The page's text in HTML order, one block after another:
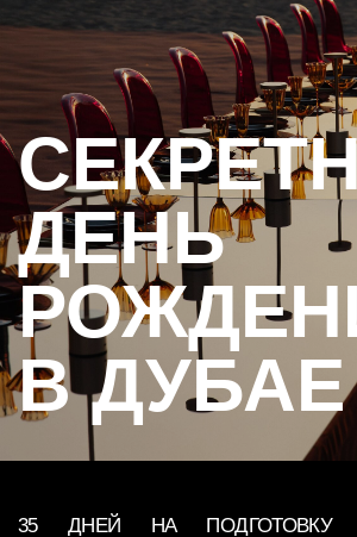
35 ДНЕЙ НА ПОДГОТОВКУ
СЮРПРИЗА В ПОЛНОЙ ТАЙНЕ ОТ
МЫ СОБРАЛИ ГОСТЕЙ СО ВСЕГО МИРА,
ВОПЛОТИТЬ МЕЧТУ В САМОМ СЕРДЦЕ
И БРОНЗОВЫХ ОТТЕНКОВ В
ДЕНЬ
В ДУБАЕ